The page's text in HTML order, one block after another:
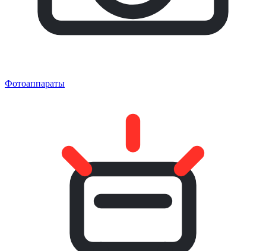
Фотоаппараты